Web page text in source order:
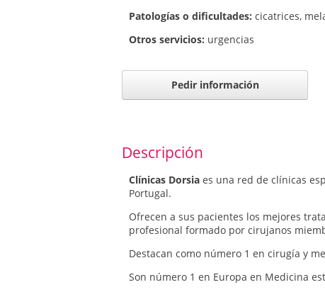
Patologí­as o dificultades: cicatrices,
Otros servicios: urgencias
Pedir información
Descripción
Clínicas Dorsia es una red de clínicas
Portugal.
Ofrecen a sus pacientes los mejores
profesional formado por cirujanos
Destacan como número 1 en cirugía y
Son número 1 en Europa en Medicina